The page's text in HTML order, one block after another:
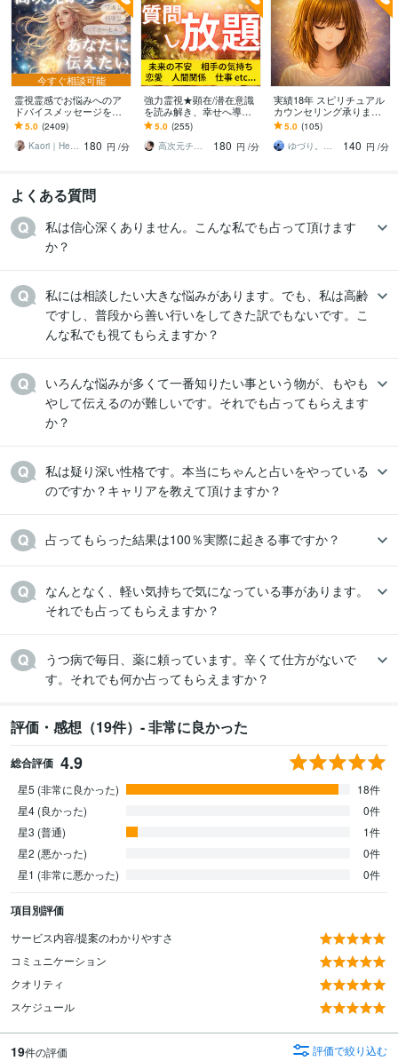
今すぐ相談可能
霊視霊感でお悩みへのア
ドバイスメッセージを伝
えます 人間関係・仕事・
使命・家族・インナーチ
ャイルド・自分軸
5.0 (2409)
Kaori｜Healing 180 円 /分
強力霊視★顕在/潜在意識
を読み解き、幸せへ導き
ます 【質問し放題】恋
愛、パートナー関係、仕
事、相手の気持ち、未来
5.0 (255)
高次元チャネリング★ユキ7773
180 円 /分
実績18年 スピリチュアル
カウンセリング承ります
悩みを霊視リーディング|
守護からのメッセージを
お伝えします
5.0 (105)
ゆづり。メッセージの通訳者
140 円 /分
よくある質問
私は信心深くありません。こんな私でも占って頂けます
か？
私には相談したい大きな悩みがあります。でも、私は高齢
ですし、普段から善い行いをしてきた訳でもないです。こ
んな私でも視てもらえますか？
いろんな悩みが多くて一番知りたい事という物が、もやも
やして伝えるのが難しいです。それでも占ってもらえます
か？
私は疑り深い性格です。本当にちゃんと占いをやっている
のですか？キャリアを教えて頂けますか？
占ってもらった結果は100％実際に起きる事ですか？
なんとなく、軽い気持ちで気になっている事があります。
それでも占ってもらえますか？
うつ病で毎日、薬に頼っています。辛くて仕方がないで
す。それでも何か占ってもらえますか？
評価・感想（19件）- 非常に良かった
総合評価 4.9
星5 (非常に良かった)
18件
星4 (良かった)
0件
星3 (普通)
1件
星2 (悪かった)
0件
星1 (非常に悪かった)
0件
項目別評価
サービス内容/提案のわかりやすさ
コミュニケーション
クオリティ
スケジュール
19件の評価 評価で絞り込む